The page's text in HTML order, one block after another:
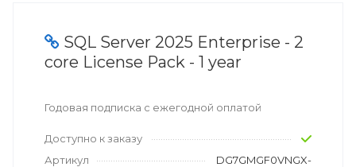
SQL Server 2025 Enterprise - 2
core License Pack - 1 year
Годовая подписка с ежегодной оплатой
Доступно к заказу
Артикул
DG7GMGF0VNGX-